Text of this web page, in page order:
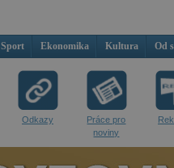
Sport Ekonomika Kultura Od
Odkazy
Práce pro
noviny